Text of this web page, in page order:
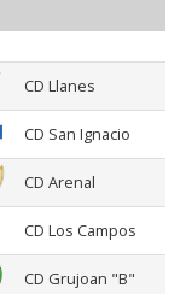
CD Llanes
CD San Ignacio
CD Arenal
CD Los Campos
CD Grujoan "B"